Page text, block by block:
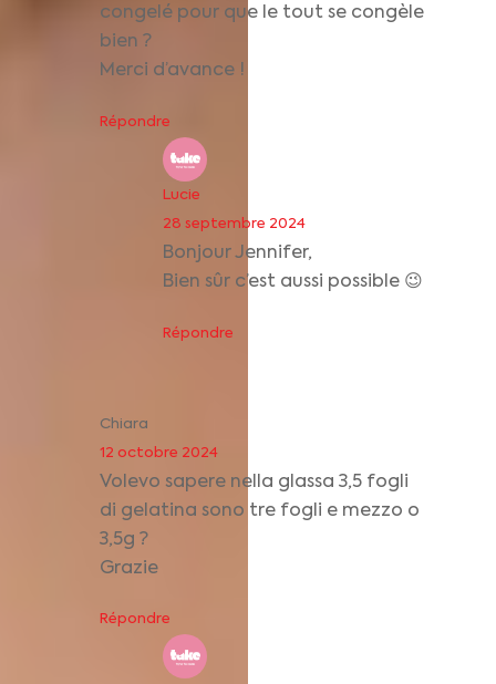
congelé pour que le tout se congèle
bien ?
Merci d’avance !
Répondre
Lucie
28 septembre 2024
Bonjour Jennifer,
Bien sûr c’est aussi possible 😉
Répondre
Chiara
12 octobre 2024
Volevo sapere nella glassa 3,5 fogli
di gelatina sono tre fogli e mezzo o
3,5g ?
Grazie
Répondre